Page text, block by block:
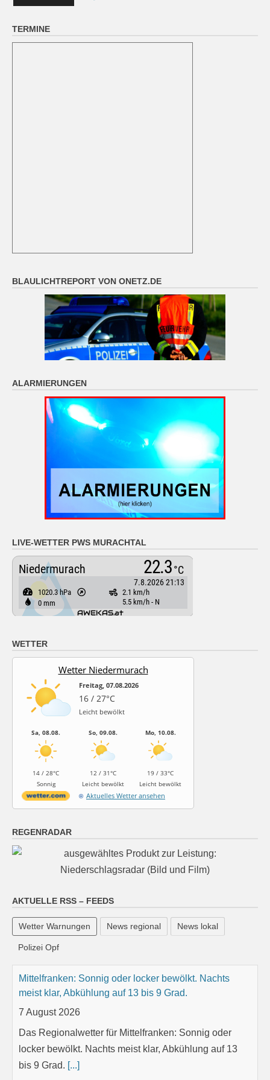
TERMINE
BLAULICHTREPORT VON ONETZ.DE
ALARMIERUNGEN
LIVE-WETTER PWS MURACHTAL
WETTER
Wetter Niedermurach
Freitag, 07.08.2026
16 / 27°C
Leicht bewölkt
Sa, 08.08.
14 / 28°C
Sonnig
So, 09.08.
12 / 31°C
Leicht bewölkt
Mo, 10.08.
19 / 33°C
Leicht bewölkt
Aktuelles Wetter ansehen
REGENRADAR
AKTUELLE RSS – FEEDS
Wetter Warnungen News regional News lokal
Polizei Opf
Mittelfranken: Sonnig oder locker bewölkt. Nachts
meist klar, Abkühlung auf 13 bis 9 Grad.
7 August 2026
Das Regionalwetter für Mittelfranken: Sonnig oder
locker bewölkt. Nachts meist klar, Abkühlung auf 13
bis 9 Grad. [...]